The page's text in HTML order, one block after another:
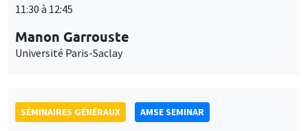
11:30 à 12:45
Manon Garrouste
Université Paris-Saclay
SÉMINAIRES GÉNÉRAUX
AMSE SEMINAR